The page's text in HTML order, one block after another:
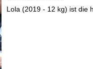
Lola (2019 - 12 kg) ist die